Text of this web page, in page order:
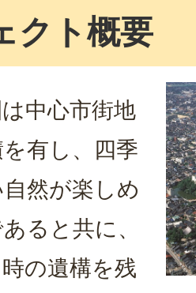
クト概要
中心市街地
有し、四季
然が楽しめ
ると共に、
の遺構を残